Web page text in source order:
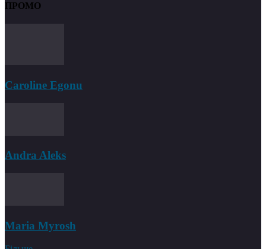
ПРОМО
Caroline Egonu
Andra Aleks
Maria Myrosh